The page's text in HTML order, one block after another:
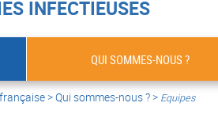
INFECTIEUSES
QUI SOMMES-NOUS ?
> Qui sommes-nous ? > Equipes